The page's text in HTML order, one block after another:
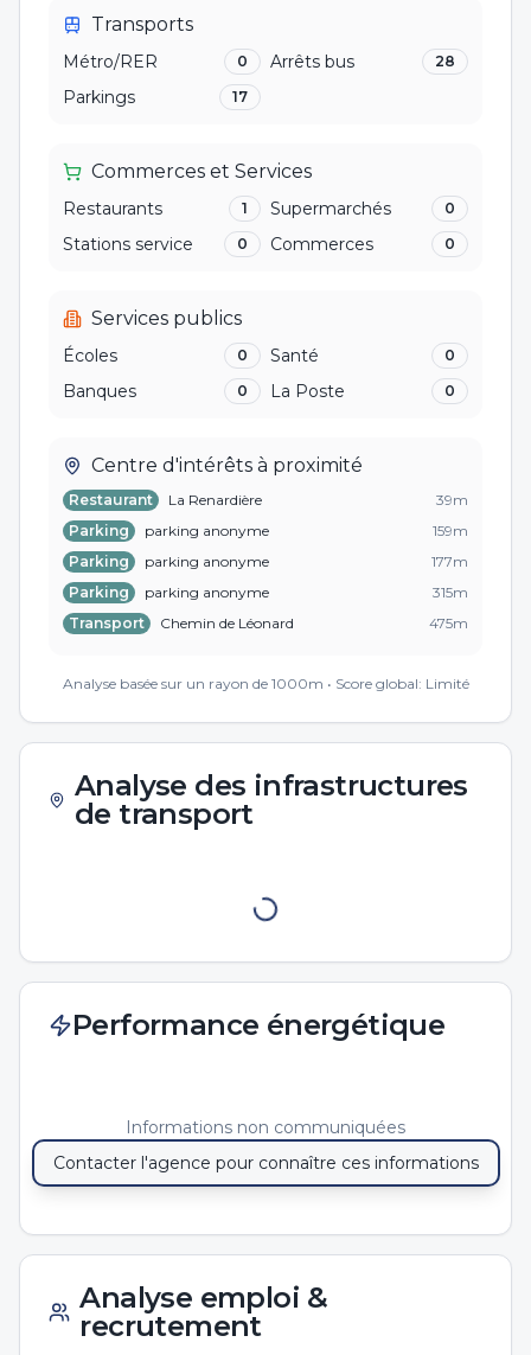
Transports
Métro/RER 0 Arrêts bus 28
Parkings 17
Commerces et Services
Restaurants 1 Supermarchés 0
Stations service 0 Commerces 0
Services publics
Écoles 0 Santé 0
Banques 0 La Poste 0
Centre d'intérêts à proximité
Restaurant La Renardière 39m
Parking
parking anonyme 159m
Parking
parking anonyme 177m
Parking
parking anonyme 315m
Transport
Chemin de Léonard 475m
Analyse basée sur un rayon de 1000m • Score global: Limité
Analyse des infrastructures
de transport
Performance énergétique
Informations non communiquées
Contacter l'agence pour connaître ces informations
Analyse emploi &
recrutement